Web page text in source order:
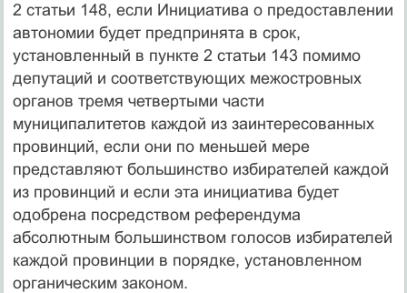
2 статьи 148, если Инициатива о предоставлении
автономии будет предпринята в срок,
установленный в пункте 2 статьи 143 помимо
депутаций и соответствующих межостровных
органов тремя четвертыми части
муниципалитетов каждой из заинтересованных
провинций, если они по меньшей мере
представляют большинство избирателей каждой
из провинций и если эта инициатива будет
одобрена посредством референдума
абсолютным большинством голосов избирателей
каждой провинции в порядке, установленном
органическим законом.